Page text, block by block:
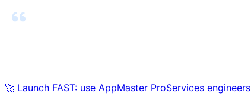
🚀 Launch FAST: use AppMaster ProServices engineers